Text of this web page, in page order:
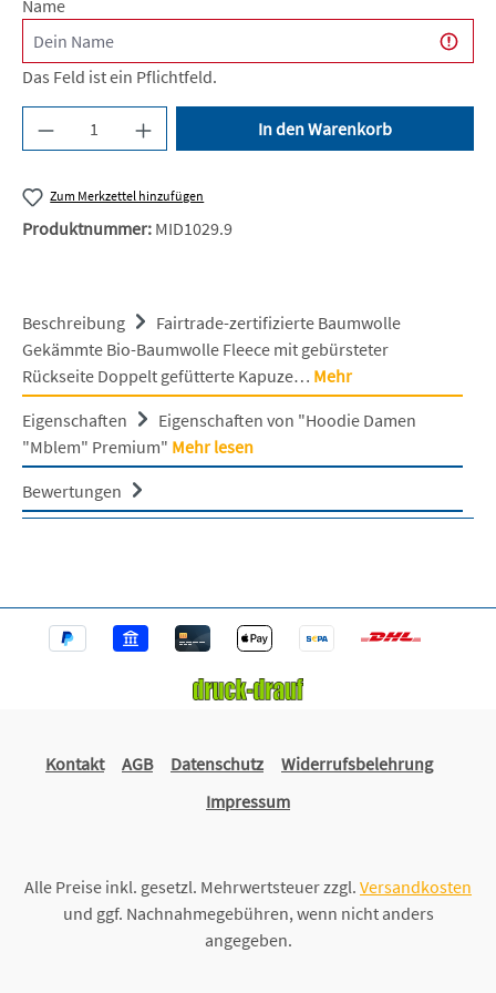
Name
Das Feld ist ein Pflichtfeld.
Produkt Anzahl: Gib den gewünschten Wert
In den Warenkorb
Zum Merkzettel hinzufügen
Produktnummer: MID1029.9
Beschreibung
Fairtrade-zertifizierte Baumwolle
Gekämmte Bio-Baumwolle Fleece mit gebürsteter
Rückseite Doppelt gefütterte Kapuze… Mehr
Eigenschaften
Eigenschaften von "Hoodie Damen
"Mblem" Premium" Mehr lesen
Bewertungen
Kontakt AGB Datenschutz
Widerrufsbelehrung
Impressum
Alle Preise inkl. gesetzl. Mehrwertsteuer zzgl. Versandkosten
und ggf. Nachnahmegebühren, wenn nicht anders
angegeben.